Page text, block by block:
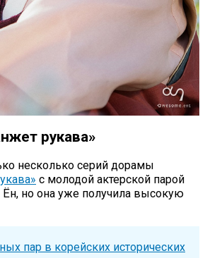
рукава»
несколько серий дорамы
с молодой актерской парой
но она уже получила высокую
пар в корейских исторических